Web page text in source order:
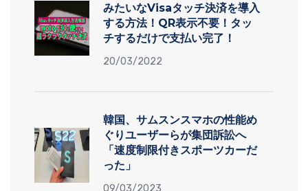
みたいなVisaタッチ決済を導入
する方法！QR表示不要！タッ
チするだけで支払い完了！
20/03/2022
韓国、サムスンスマホの性能め
ぐりユーザーらが集団訴訟へ
「速度制限付きスポーツカーだ
った」
09/03/2023